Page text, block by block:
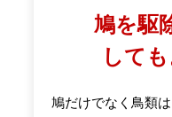
鳩を駆
して
鳩だけでなく鳥類